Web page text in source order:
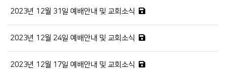
2023년 12월 31일 예배안내 및 교회소식
2023년 12월 24일 예배안내 및 교회소식
2023년 12월 17일 예배안내 및 교회소식